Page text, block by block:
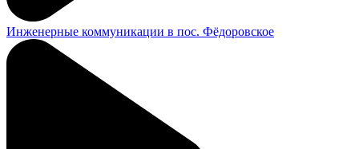
Инженерные коммуникации в пос. Фёдоровское